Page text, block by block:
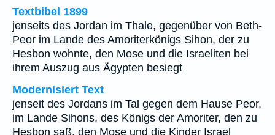
Textbibel 1899
jenseits des Jordan im Thale, gegenüber von Beth-
Peor im Lande des Amoriterkönigs Sihon, der zu
Hesbon wohnte, den Mose und die Israeliten bei
ihrem Auszug aus Ägypten besiegt
Modernisiert Text
jenseit des Jordans im Tal gegen dem Hause Peor,
im Lande Sihons, des Königs der Amoriter, den zu
Hesbon saß, den Mose und die Kinder Israel